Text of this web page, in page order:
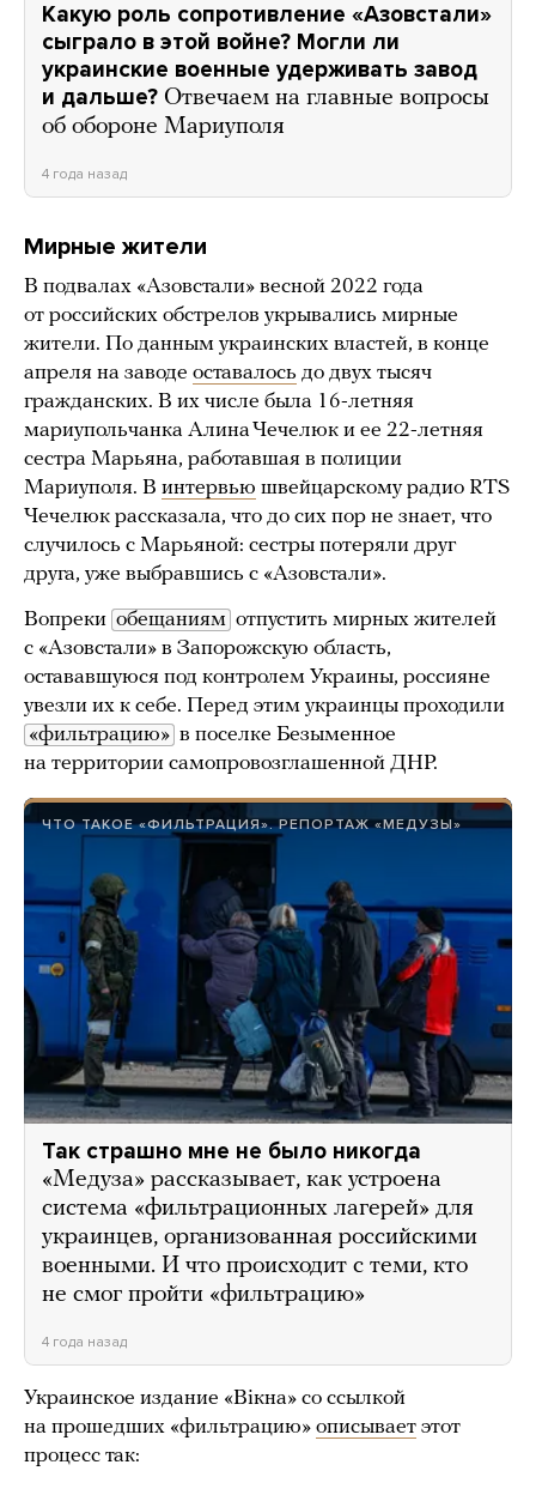
Какую роль сопротивление «Азовстали»
сыграло в этой войне? Могли ли
украинские военные удерживать завод
и дальше? Отвечаем на главные вопросы
об обороне Мариуполя
4 года назад
Мирные жители
В подвалах «Азовстали» весной 2022 года
от российских обстрелов укрывались мирные
жители. По данным украинских властей, в конце
апреля на заводе оставалось до двух тысяч
гражданских. В их числе была 16-летняя
мариупольчанка Алина Чечелюк и ее 22-летняя
сестра Марьяна, работавшая в полиции
Мариуполя. В интервью швейцарскому радио RTS
Чечелюк рассказала, что до сих пор не знает, что
случилось с Марьяной: сестры потеряли друг
друга, уже выбравшись с «Азовстали».
Вопреки обещаниям отпустить мирных жителей
с «Азовстали» в Запорожскую область,
остававшуюся под контролем Украины, россияне
увезли их к себе. Перед этим украинцы проходили
«фильтрацию» в поселке Безыменное
на территории самопровозглашенной ДНР.
ЧТО ТАКОЕ «ФИЛЬТРАЦИЯ». РЕПОРТАЖ «МЕДУЗЫ»
Так страшно мне не было никогда
«Медуза» рассказывает, как устроена
система «фильтрационных лагерей» для
украинцев, организованная российскими
военными. И что происходит с теми, кто
не смог пройти «фильтрацию»
4 года назад
Украинское издание «Вiкна» со ссылкой
на прошедших «фильтрацию» описывает этот
процесс так: